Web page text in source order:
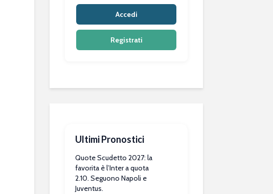
Accedi
Registrati
Ultimi Pronostici
Quote Scudetto 2027: la
favorita è l’Inter a quota
2.10. Seguono Napoli e
Juventus.